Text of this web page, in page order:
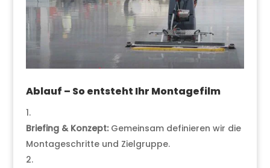
Ablauf – So entsteht Ihr Montagefilm
Briefing & Konzept:Gemeinsam definieren wir die
Montageschritte und Zielgruppe.